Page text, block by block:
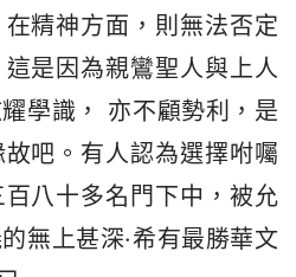
精神方面，則無法否定
是因為親鸞聖人與上人
學識， 亦不顧勢利，是
吧。有人認為選擇咐囑
八十多名門下中，被允
無上甚深·希有最勝華文